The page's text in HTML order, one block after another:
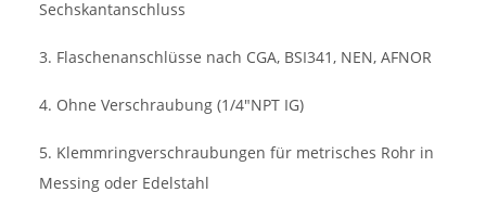
Sechskantanschluss
3. Flaschenanschlüsse nach CGA, BSI341, NEN, AFNOR
4. Ohne Verschraubung (1/4"NPT IG)
5. Klemmringverschraubungen für metrisches Rohr in
Messing oder Edelstahl